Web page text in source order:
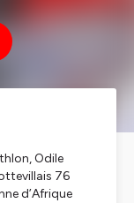
Odile
76
d’Afrique